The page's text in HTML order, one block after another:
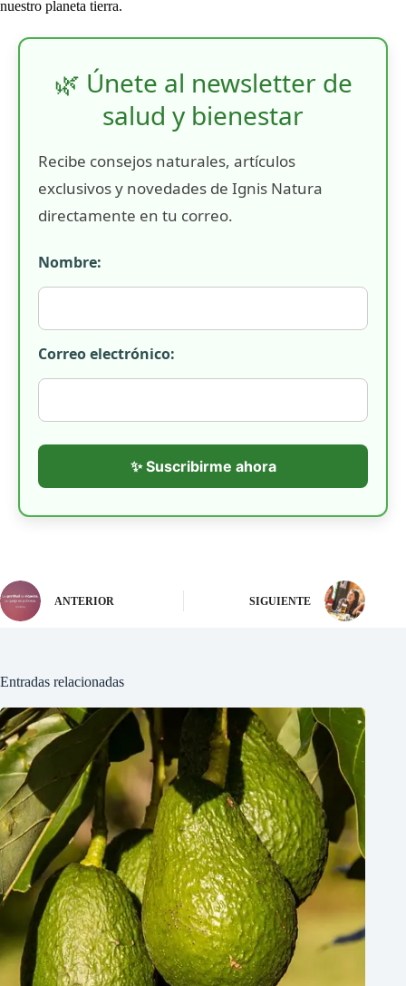
nuestro planeta tierra.
🌿 Únete al newsletter de
salud y bienestar
Recibe consejos naturales, artículos
exclusivos y novedades de Ignis Natura
directamente en tu correo.
Nombre:
Correo electrónico:
✨ Suscribirme ahora
ANTERIOR SIGUIENTE
Entradas relacionadas